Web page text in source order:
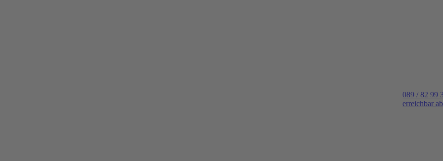
089 / 82 99
erreichbar